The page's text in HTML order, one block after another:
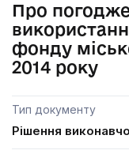
Про
фонду
2014 року
Тип документу
Рішення